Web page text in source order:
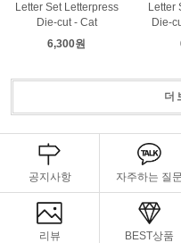
Letter Set Letterpress
Die-cut - Cat
6,300원
Letter
Die-
더
공지사항 자주하는 질문
리뷰 BEST상품